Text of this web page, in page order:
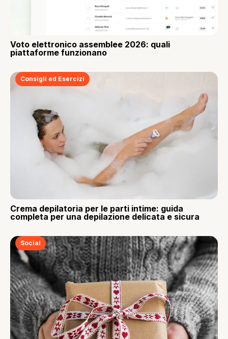
Voto elettronico assemblee 2026: quali
piattaforme funzionano
Consigli ed Esercizi
Crema depilatoria per le parti intime: guida
completa per una depilazione delicata e sicura
Social